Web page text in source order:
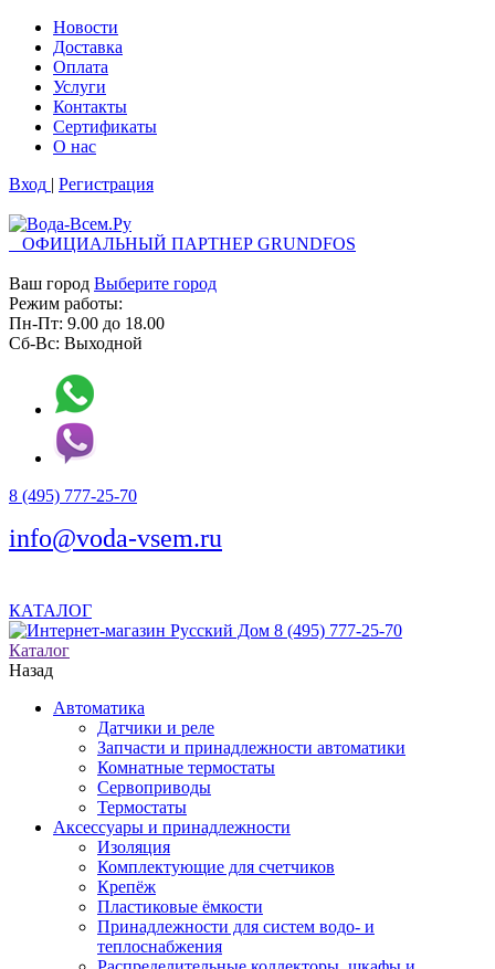
Новости
Доставка
Оплата
Услуги
Контакты
Cертификаты
О нас
Вход | Регистрация
ОФИЦИАЛЬНЫЙ ПАРТНЕР GRUNDFOS
Ваш город Выберите город
Режим работы:
Пн-Пт: 9.00 до 18.00
Сб-Вс: Выходной
8 (495) 777-25-70
info@voda-vsem.ru
КАТАЛОГ
8 (495) 777-25-70
Каталог
Назад
Автоматика
Датчики и реле
Запчасти и принадлежности автоматики
Комнатные термостаты
Сервоприводы
Термостаты
Аксессуары и принадлежности
Изоляция
Комплектующие для счетчиков
Крепёж
Пластиковые ёмкости
Принадлежности для систем водо- и
теплоснабжения